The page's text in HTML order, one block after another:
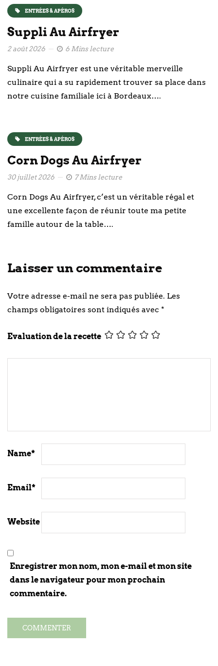
ENTRÉES & APÉROS
Suppli Au Airfryer
2 août 2026 6 Mins lecture
Suppli Au Airfryer est une véritable merveille
culinaire qui a su rapidement trouver sa place dans
notre cuisine familiale ici à Bordeaux….
ENTRÉES & APÉROS
Corn Dogs Au Airfryer
30 juillet 2026 7 Mins lecture
Corn Dogs Au Airfryer, c’est un véritable régal et
une excellente façon de réunir toute ma petite
famille autour de la table….
Laisser un commentaire
Votre adresse e-mail ne sera pas publiée. Les
champs obligatoires sont indiqués avec *
Evaluation de la recette
Name*
Email*
Website
Enregistrer mon nom, mon e-mail et mon site
dans le navigateur pour mon prochain
commentaire.